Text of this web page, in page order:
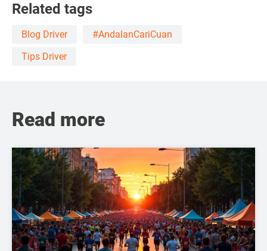
Related tags
Blog Driver
#AndalanCariCuan
Tips Driver
Read more